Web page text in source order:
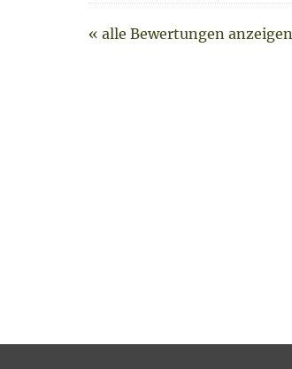
« alle Bewertungen anzeigen